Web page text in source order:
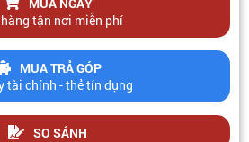
tận nơi miễn phí
MUA TRẢ GÓP
tài chính - thẻ tín dụng
SO SÁNH